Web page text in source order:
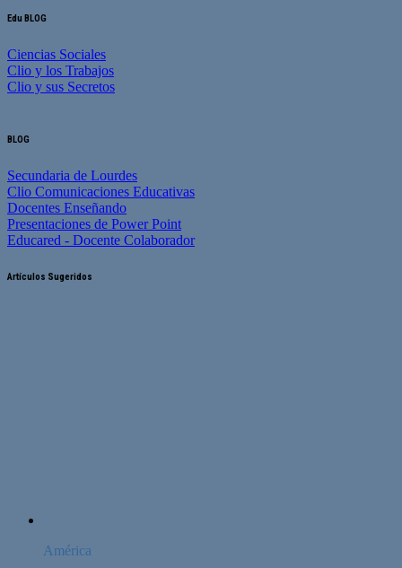
Edu BLOG
Ciencias Sociales
Clio y los Trabajos
Clio y sus Secretos
BLOG
Secundaria de Lourdes
Clio Comunicaciones Educativas
Docentes Enseñando
Presentaciones de Power Point
Educared - Docente Colaborador
Artículos Sugeridos
América